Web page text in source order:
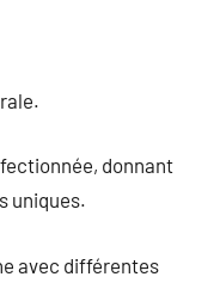
donnant
uniques.
avec différentes